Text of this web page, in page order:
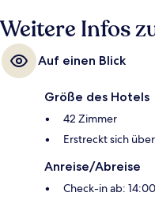
Weitere Infos
Auf einen Blick
Größe des Hotels
42 Zimmer
Erstreckt sich
Anreise/Abreise
Check-in ab: